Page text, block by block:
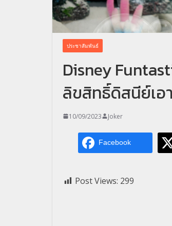
ประชาสัมพันธ์
Disney
ลิขสิทธิ์ดิสนีย์เอ
10/09/2023 Joker
Facebook
Post Views: 299